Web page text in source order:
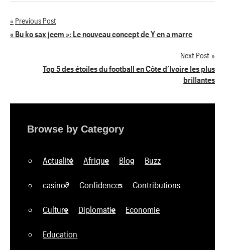
Navigation
l’article
Previous Post
« Bu ko sax jeem »: Le nouveau concept de Y en a marre
Next Post
Top 5 des étoiles du football en Côte d’Ivoire les plus
brillantes
Browse by Category
Actualité Afrique Blog Buzz
casino2 Confidences Contributions
Culture Diplomatie Economie
Education